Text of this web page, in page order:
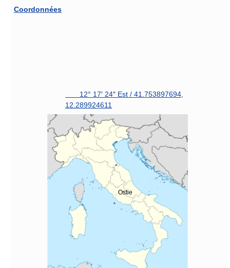
Coordonnées
12° 17′ 24″ Est / 41.753897694
12.289924611
Ostie